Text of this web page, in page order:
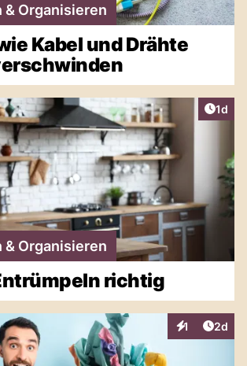
& Organisieren
Kabel und Drähte
1d
& Organisieren
richtig
1
Interaktionen
2d